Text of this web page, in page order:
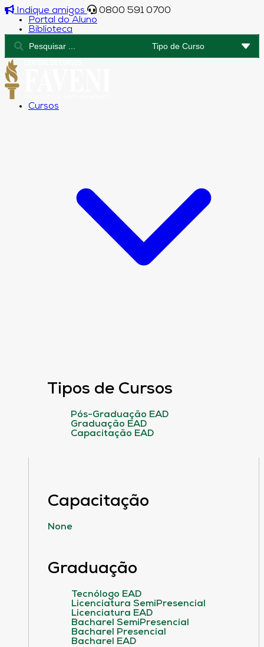
Indique amigos
0800 591 0700
Portal do Aluno
Biblioteca
Cursos
Tipos de Cursos
Pós-Graduação EAD
Graduação EAD
Capacitação EAD
Capacitação
None
Graduação
Tecnólogo EAD
Licenciatura SemiPresencial
Licenciatura EAD
Bacharel SemiPresencial
Bacharel Presencial
Bacharel EAD